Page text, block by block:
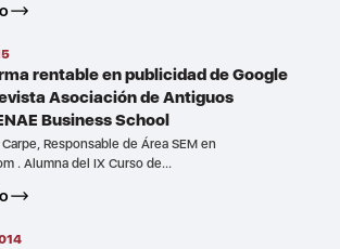
rentable en publicidad de Google
Asociación de Antiguos
Business School
Responsable de Área SEM en
. Alumna del IX Curso de...